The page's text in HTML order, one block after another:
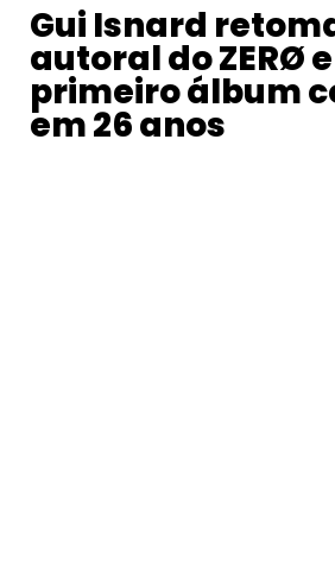
Gui Isnard
autoral do ZERØ
primeiro álbum
em 26 anos